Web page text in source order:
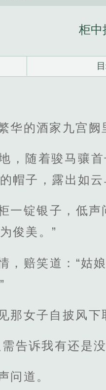
柜中
华的酒家九宫阙
，随着骏马骧
帽子，露出如云
一锭银子，低
俊美。”
，赔笑道：“姑
那女子自披风下
告诉我有还是
问道。